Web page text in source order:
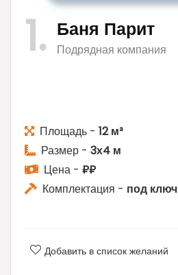
1 Баня Парит
Подрядная компания
Площадь - 12 м²
Размер - 3х4 м
Цена - ₽₽
Комплектация - под ключ
Добавить в список желаний